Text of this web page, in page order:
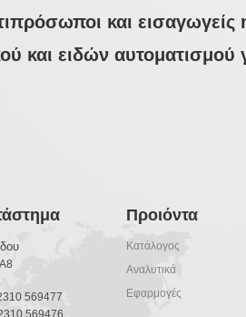
και εισαγωγείς
και ειδών αυτοματισμού
569477
569476
Προιόντα
Κατάλογος
Αναλυτικά
Εφαρμογές